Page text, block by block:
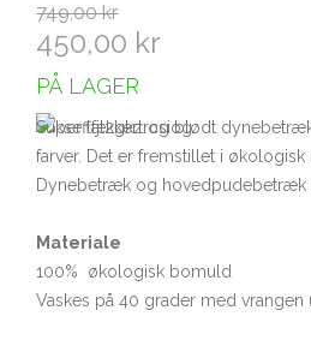
749,00 kr
450,00 kr
PÅ LAGER
Super lækkert og blødt
farver. Det er fremstillet i økologisk
Dynebetræk og hovedpudebetræk
Materiale
100% økologisk bomuld
Vaskes på 40 grader med vrangen